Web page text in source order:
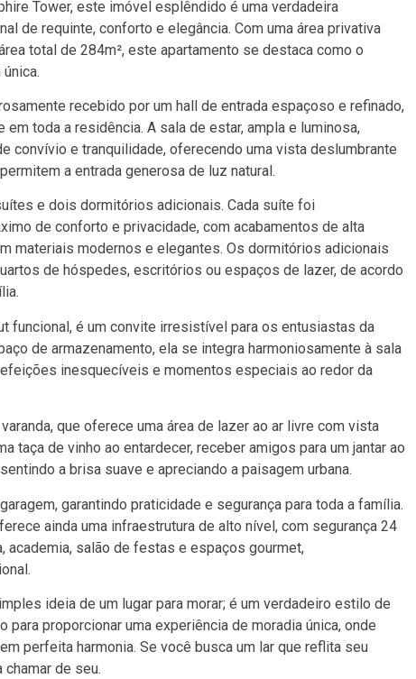
Tower, este imóvel esplêndido é uma verdadeira
de requinte, conforto e elegância. Com uma área privativa
total de 284m², este apartamento se destaca como o
recebido por um hall de entrada espaçoso e refinado,
toda a residência. A sala de estar, ampla e luminosa,
convívio e tranquilidade, oferecendo uma vista deslumbrante
a entrada generosa de luz natural.
e dois dormitórios adicionais. Cada suíte foi
de conforto e privacidade, com acabamentos de alta
materiais modernos e elegantes. Os dormitórios adicionais
de hóspedes, escritórios ou espaços de lazer, de acordo
funcional, é um convite irresistível para os entusiastas da
de armazenamento, ela se integra harmoniosamente à sala
inesquecíveis e momentos especiais ao redor da
que oferece uma área de lazer ao ar livre com vista
taça de vinho ao entardecer, receber amigos para um jantar ao
a brisa suave e apreciando a paisagem urbana.
garantindo praticidade e segurança para toda a família.
ainda uma infraestrutura de alto nível, com segurança 24
academia, salão de festas e espaços gourmet,
ideia de um lugar para morar; é um verdadeiro estilo de
proporcionar uma experiência de moradia única, onde
perfeita harmonia. Se você busca um lar que reflita seu
de seu.